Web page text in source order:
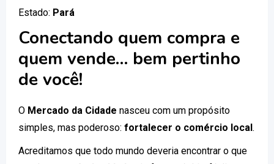
Estado: Pará
Conectando quem compra e
quem vende… bem pertinho
de você!
O Mercado da Cidade nasceu com um propósito
simples, mas poderoso: fortalecer o comércio local.
Acreditamos que todo mundo deveria encontrar o que